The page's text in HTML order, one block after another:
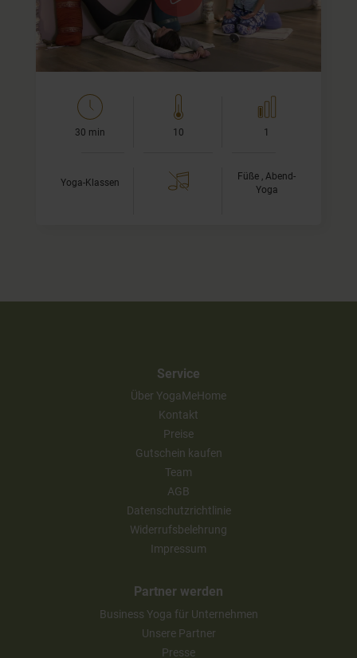
Stehen müde…
30 min 10 1
Yoga-Klassen
Füße , Abend-
Yoga
Service
Über YogaMeHome
Kontakt
Preise
Gutschein kaufen
Team
AGB
Datenschutzrichtlinie
Widerrufsbelehrung
Impressum
Partner werden
Business Yoga für Unternehmen
Unsere Partner
Presse